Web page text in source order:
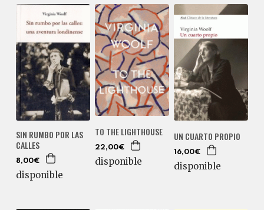
SIN RUMBO POR LAS
CALLES
8,00€
disponible
TO THE LIGHTHOUSE
22,00€
disponible
UN CUARTO PROPIO
16,00€
disponible